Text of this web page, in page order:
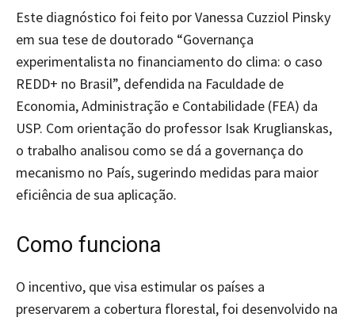
Este diagnóstico foi feito por Vanessa Cuzziol Pinsky
em sua tese de doutorado “Governança
experimentalista no financiamento do clima: o caso
REDD+ no Brasil”, defendida na Faculdade de
Economia, Administração e Contabilidade (FEA) da
USP. Com orientação do professor Isak Kruglianskas,
o trabalho analisou como se dá a governança do
mecanismo no País, sugerindo medidas para maior
eficiência de sua aplicação.
Como funciona
O incentivo, que visa estimular os países a
preservarem a cobertura florestal, foi desenvolvido na